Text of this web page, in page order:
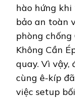
hào hứng
bảo an toàn
phòng chống
Không Cần
quay. Vì vậy,
cùng ê-kíp
việc setup